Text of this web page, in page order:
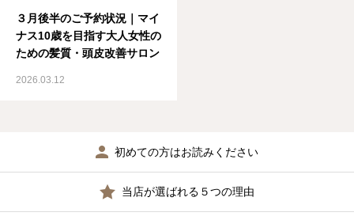
３月後半のご予約状況｜マイ
ナス10歳を目指す大人女性の
ための髪質・頭皮改善サロン
2026.03.12
初めての方はお読みください
当店が選ばれる５つの理由
空席確認 / 24時間WEB予約
お知らせ